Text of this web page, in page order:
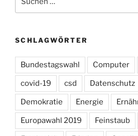
nach:
SCHLAGWÖRTER
Bundestagswahl Computer
covid-19 csd Datenschutz
Demokratie Energie
Europawahl 2019 Feinstaub